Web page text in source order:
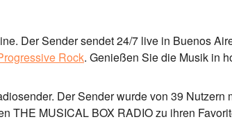
Der Sender sendet 24/7 live in Buenos
Rock. Genießen Sie die Musik in
. Der Sender wurde von 39 Nutzern
THE MUSICAL BOX RADIO zu ihren